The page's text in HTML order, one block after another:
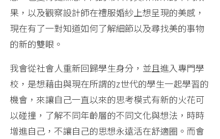
果，以及觀察設計師在禮服婚紗上想呈現的美感，
現在有了一對知道如何了解細節以及尋找美的事物
的新的雙眼。
我會從社會人重新回歸學生身分，並且進入專門學
校，是想藉由與現在所謂的z世代的學生一起學習的
機會，來讓自己一直以來的思考模式有新的火花可
以碰撞，了解不同年齡層的不同文化與想法，時時
增進自己，不讓自己的思想永遠活在舒適圈。而會